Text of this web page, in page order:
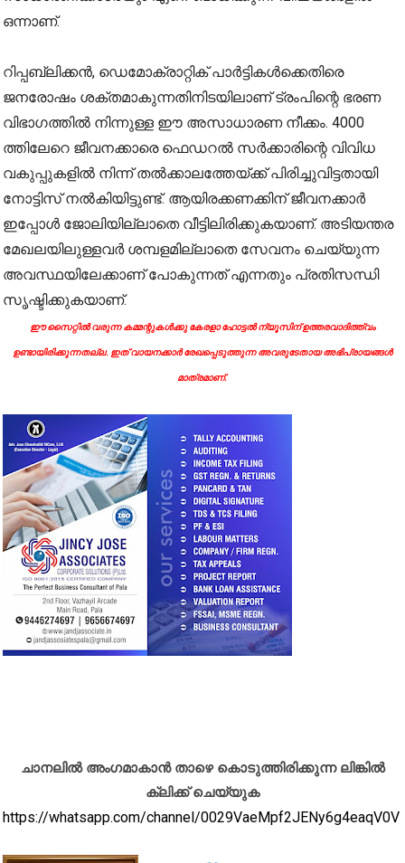
ഒന്നാണ്.
റിപ്പബ്ലിക്കൻ, ഡെമോക്രാറ്റിക് പാർട്ടികൾക്കെതിരെ
ജനരോഷം ശക്തമാകുന്നതിനിടയിലാണ് ട്രംപിന്റെ ഭരണ
വിഭാഗത്തിൽ നിന്നുള്ള ഈ അസാധാരണ നീക്കം. 4000
ത്തിലേറെ ജീവനക്കാരെ ഫെ‍ഡറൽ സർക്കാരിന്റെ വിവിധ
വകുപ്പുകളിൽ നിന്ന് തൽക്കാലത്തേയ്ക്ക് പിരിച്ചുവിട്ടതായി
നോട്ടിസ് നൽകിയിട്ടുണ്ട്. ആയിരക്കണക്കിന് ജീവനക്കാർ
ഇപ്പോൾ ജോലിയില്ലാതെ വീട്ടിലിരിക്കുകയാണ്. അടിയന്തര
മേഖലയിലുള്ളവർ ശമ്പളമില്ലാതെ സേവനം ചെയ്യുന്ന
അവസ്ഥയിലേക്കാണ് പോകുന്നത് എന്നതും പ്രതിസന്ധി
സൃഷ്ടിക്കുകയാണ്.
ഈ സൈറ്റിൽ വരുന്ന കമ്മന്റുകൾക്കു കേരളാ ഹോട്ടൽ ന്യൂസിന് ഉത്തരവാദിത്ത്വം
ഉണ്ടായിരിക്കുന്നതല്ല. ഇത് വായനക്കാർ രേഖപ്പെടുത്തുന്ന അവരുടേതായ അഭിപ്രായങ്ങൾ
മാത്രമാണ്.
ചാനലിൽ അംഗമാകാൻ താഴെ കൊടുത്തിരിക്കുന്ന ലിങ്കിൽ
ക്ലിക്ക് ചെയ്യുക
https://whatsapp.com/channel/0029VaeMpf2JENy6g4eaqV0V